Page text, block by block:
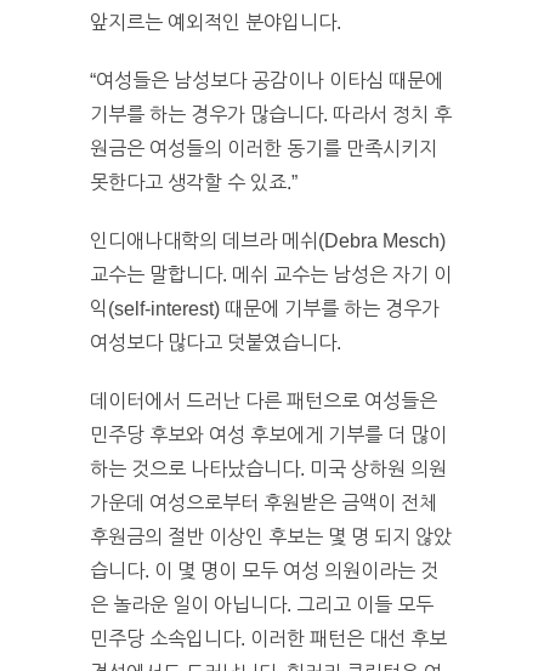
앞지르는 예외적인 분야입니다.
“여성들은 남성보다 공감이나 이타심 때문에
기부를 하는 경우가 많습니다. 따라서 정치 후
원금은 여성들의 이러한 동기를 만족시키지
못한다고 생각할 수 있죠.”
인디애나대학의 데브라 메쉬(Debra Mesch)
교수는 말합니다. 메쉬 교수는 남성은 자기 이
익(self-interest) 때문에 기부를 하는 경우가
여성보다 많다고 덧붙였습니다.
데이터에서 드러난 다른 패턴으로 여성들은
민주당 후보와 여성 후보에게 기부를 더 많이
하는 것으로 나타났습니다. 미국 상하원 의원
가운데 여성으로부터 후원받은 금액이 전체
후원금의 절반 이상인 후보는 몇 명 되지 않았
습니다. 이 몇 명이 모두 여성 의원이라는 것
은 놀라운 일이 아닙니다. 그리고 이들 모두
민주당 소속입니다. 이러한 패턴은 대선 후보